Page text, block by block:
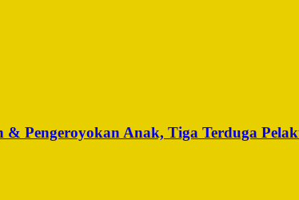
& Pengeroyokan Anak, Tiga Terduga